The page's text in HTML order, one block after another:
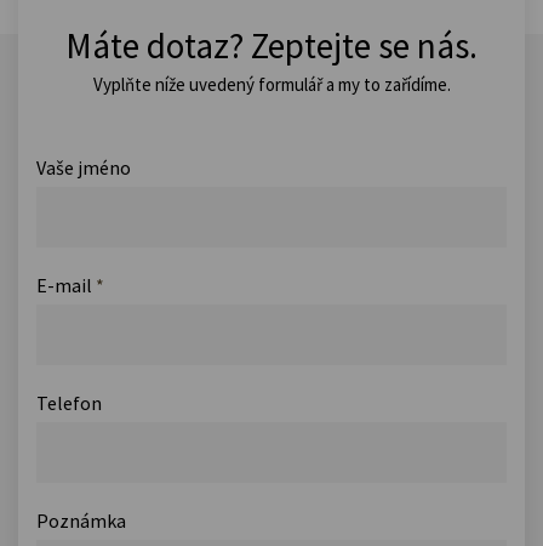
Máte dotaz? Zeptejte se nás.
Vyplňte níže uvedený formulář a my to zařídíme.
Vaše jméno
E-mail *
Telefon
Poznámka